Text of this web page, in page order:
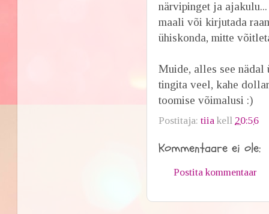
närvipinget ja
maali või kirjutada
ühiskonda, mitte
Muide, alles see nädal
tingita veel, kahe
toomise võimalusi :)
Postitaja:tiia kell 20:56
Kommentaare ei ole:
Postita kommentaar